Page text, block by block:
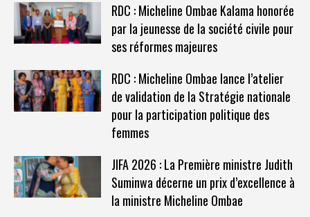
RDC : Micheline Ombae Kalama honorée
par la jeunesse de la société civile pour
ses réformes majeures
RDC : Micheline Ombae lance l’atelier
de validation de la Stratégie nationale
pour la participation politique des
femmes
JIFA 2026 : La Première ministre Judith
Suminwa décerne un prix d’excellence à
la ministre Micheline Ombae